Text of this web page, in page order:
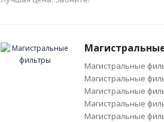
Магистральные
Магистральные
Магистральные
Магистральные
Магистральные